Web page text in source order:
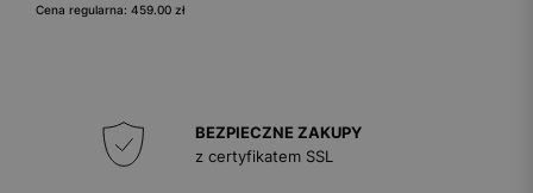
Cena regularna: 459.00 zł
BEZPIECZNE ZAKUPY
z certyfikatem SSL